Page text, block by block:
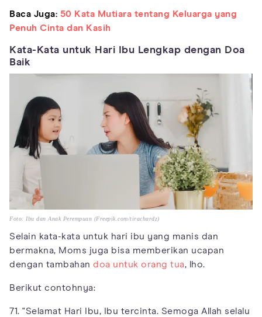
Baca Juga: 50 Kata Mutiara tentang Keluarga yang
Penuh Cinta dan Kasih
Kata-Kata untuk Hari Ibu Lengkap dengan Doa
Baik
Foto: Ibu dan Anak Perempuan (Freepik.com/tirachardz)
Selain kata-kata untuk hari ibu yang manis dan
bermakna, Moms juga bisa memberikan ucapan
dengan tambahan doa untuk orang tua, lho.
Berikut contohnya:
71. "Selamat Hari Ibu, Ibu tercinta. Semoga Allah selalu